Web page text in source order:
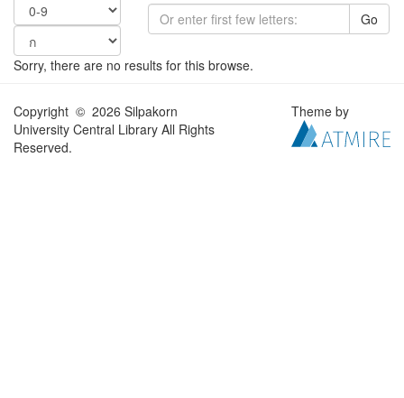
Go
Sorry, there are no results for this browse.
Copyright © 2026 Silpakorn
University Central Library All Rights
Reserved.
Theme by